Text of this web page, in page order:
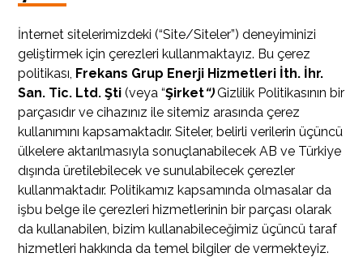
İnternet sitelerimizdeki (“Site/Siteler”) deneyiminizi
geliştirmek için çerezleri kullanmaktayız. Bu çerez
politikası, Frekans Grup Enerji Hizmetleri İth. İhr.
San. Tic. Ltd. Şti(veya “Şirket“)Gizlilik Politikasının bir
parçasıdır ve cihazınız ile sitemiz arasında çerez
kullanımını kapsamaktadır. Siteler, belirli verilerin üçüncü
ülkelere aktarılmasıyla sonuçlanabilecek AB ve Türkiye
dışında üretilebilecek ve sunulabilecek çerezler
kullanmaktadır. Politikamız kapsamında olmasalar da
işbu belge ile çerezleri hizmetlerinin bir parçası olarak
da kullanabilen, bizim kullanabileceğimiz üçüncü taraf
hizmetleri hakkında da temel bilgiler de vermekteyiz.